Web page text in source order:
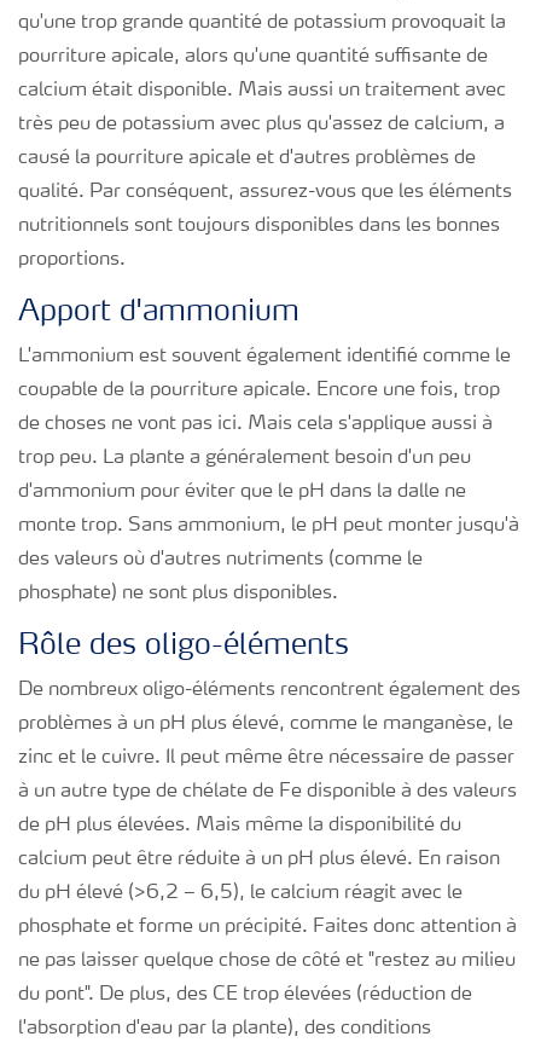
qu'une trop grande quantité de potassium provoquait la
pourriture apicale, alors qu'une quantité suffisante de
calcium était disponible. Mais aussi un traitement avec
très peu de potassium avec plus qu'assez de calcium, a
causé la pourriture apicale et d'autres problèmes de
qualité. Par conséquent, assurez-vous que les éléments
nutritionnels sont toujours disponibles dans les bonnes
proportions.
Apport d'ammonium
L'ammonium est souvent également identifié comme le
coupable de la pourriture apicale. Encore une fois, trop
de choses ne vont pas ici. Mais cela s'applique aussi à
trop peu. La plante a généralement besoin d'un peu
d'ammonium pour éviter que le pH dans la dalle ne
monte trop. Sans ammonium, le pH peut monter jusqu'à
des valeurs où d'autres nutriments (comme le
phosphate) ne sont plus disponibles.
Rôle des oligo-éléments
De nombreux oligo-éléments rencontrent également des
problèmes à un pH plus élevé, comme le manganèse, le
zinc et le cuivre. Il peut même être nécessaire de passer
à un autre type de chélate de Fe disponible à des valeurs
de pH plus élevées. Mais même la disponibilité du
calcium peut être réduite à un pH plus élevé. En raison
du pH élevé (>6,2 – 6,5), le calcium réagit avec le
phosphate et forme un précipité. Faites donc attention à
ne pas laisser quelque chose de côté et "restez au milieu
du pont". De plus, des CE trop élevées (réduction de
l'absorption d'eau par la plante), des conditions